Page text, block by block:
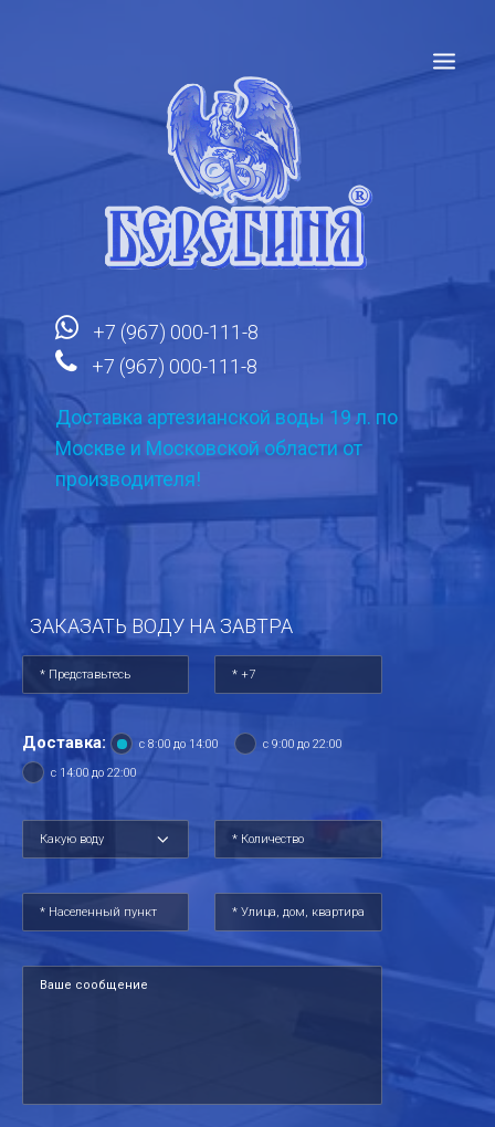
ГЛАВНАЯ
НАША ПРОДУКЦИЯ
КАЧЕСТВО ВОДЫ
НАШИ АКЦИИ
СТАТЬИ
КОНТАКТЫ
+7 (967) 000-111-8
+7 (967) 000-111-8
Доставка артезианской воды 19 л. по
Москве и Московской области от
производителя!
ЗАКАЗАТЬ ВОДУ НА ЗАВТРА
Доставка: с 8:00 до 14:00
с 9:00 до 22:00
с 14:00 до 22:00